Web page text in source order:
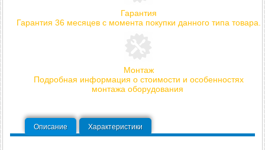
Гарантия
Гарантия 36 месяцев с момента покупки данного типа товара.
Монтаж
Подробная информация о стоимости и особенностях
монтажа оборудования
Описание Характеристики